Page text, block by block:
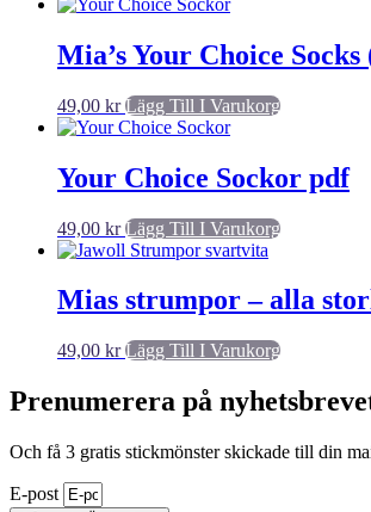
Mia’s Your Choice
49,00 kr Lägg Till I Varukorg
Your Choice Sockor pdf
49,00 kr Lägg Till I Varukorg
Mias strumpor – alla
49,00 kr Lägg Till I Varukorg
Prenumerera på
Och få 3 gratis stickmönster skickade till din
E-post